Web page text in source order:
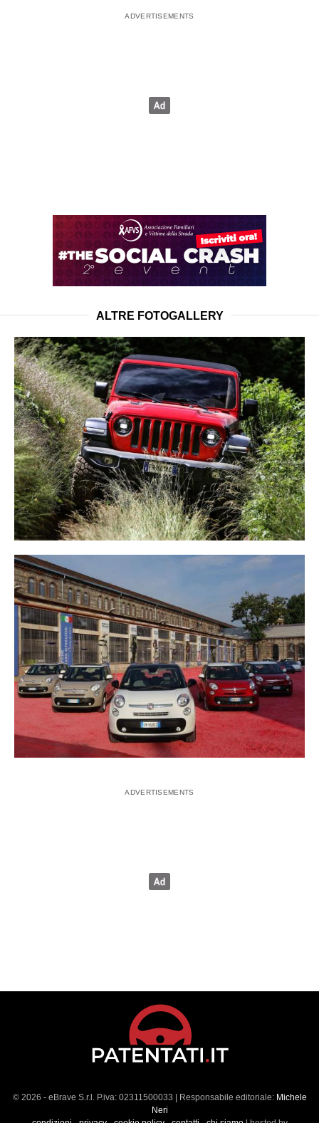
ALTRE FOTOGALLERY
© 2026 - eBrave S.r.l. P.iva: 02311500033 | Responsabile editoriale: Michele
Neri